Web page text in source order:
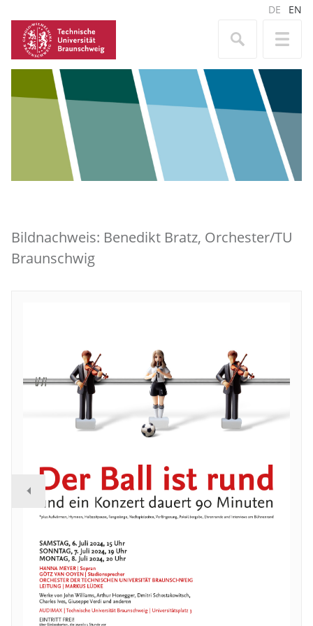
DE EN
Bildnachweis: Benedikt Bratz, Orchester/TU
Braunschwig